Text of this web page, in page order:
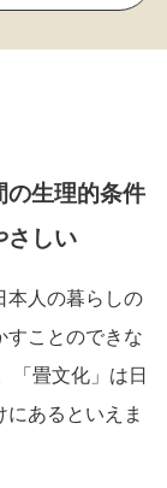
の生理的条件
さしい
本人の暮らしの
すことのできな
「畳文化」は日
あるといえま